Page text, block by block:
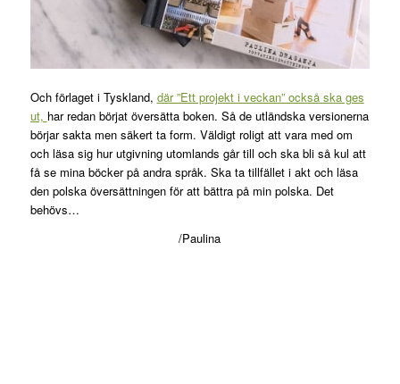
Och förlaget i Tyskland, där ”Ett projekt i veckan” också ska ges
ut, har redan börjat översätta boken. Så de utländska versionerna
börjar sakta men säkert ta form. Väldigt roligt att vara med om
och läsa sig hur utgivning utomlands går till och ska bli så kul att
få se mina böcker på andra språk. Ska ta tillfället i akt och läsa
den polska översättningen för att bättra på min polska. Det
behövs…
/Paulina